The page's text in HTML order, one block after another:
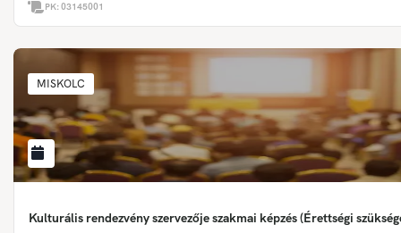
PK:03145001
MISKOLC
Kulturális rendezvény szervezője szakmai képzés (Érettségi